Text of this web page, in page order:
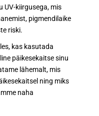
UV-kiirgusega, mis
pigmendilaike
riski.
kas kasutada
päikesekaitse sinu
lähemalt, mis
ning miks
naha